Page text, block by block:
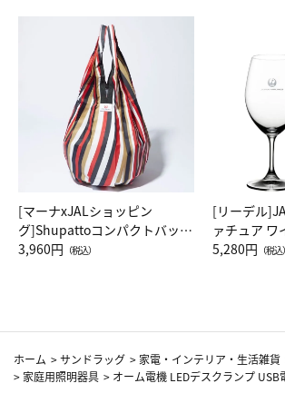
[マーナxJALショッピン
グ]Shupattoコンパクトバッグ
Drop JAL客室乗務員（LC）ス
3,960円 （税込）
[リーデル
ァチュア ワ
ト（レッド
5,280円 （税込）
ホーム >サンドラッグ > 家電・インテリア・生活雑貨
> 家庭用照明器具 > オーム電機 LEDデスクランプ USB